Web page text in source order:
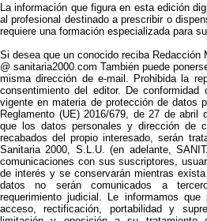
La información que figura en esta edición
al profesional destinado a prescribir o
requiere una formación especializada para
Si desea que un conocido reciba
@ sanitaria2000.com También puede
misma dirección de e-mail. Prohibida la
consentimiento del editor. De
vigente en materia de protección de datos
Reglamento (UE) 2016/679, de 27 de abril
que los datos personales y dirección de
recabados del propio interesado, serán
Sanitaria 2000, S.L.U. (en adelante,
comunicaciones con sus suscriptores,
de interés y se conservarán mientras
datos no serán comunicados a
requerimiento judicial. Le informamos
acceso, rectificación, portabilidad y